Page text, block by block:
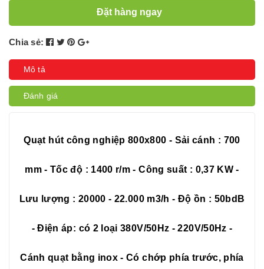
Đặt hàng ngay
Chia sẻ:
Mô tả
Đánh giá
Quạt hút công nghiệp 800x800 - Sải cánh : 700
mm - Tốc độ : 1400 r/m - Công suất : 0,37 KW -
Lưu lượng : 20000 - 22.000 m3/h - Độ ồn : 50bdB
- Điện áp: có 2 loại 380V/50Hz - 220V/50Hz -
Cánh quạt bằng inox - Có chớp phía trước, phía